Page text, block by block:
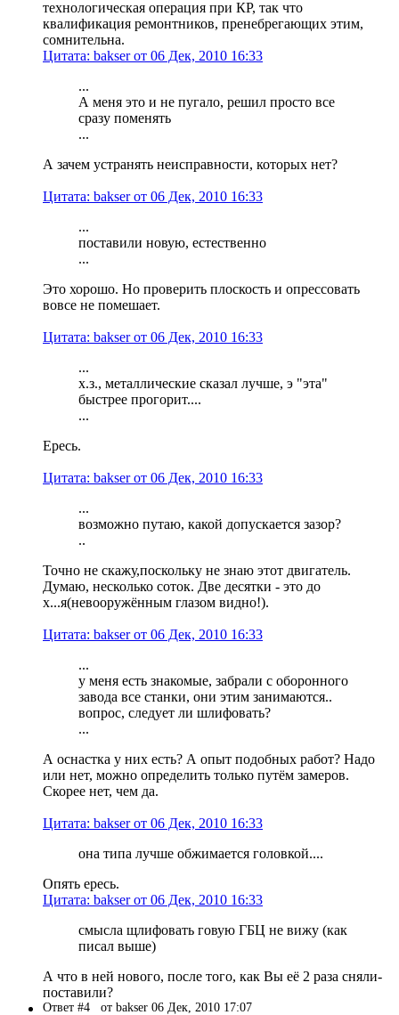
технологическая операция при КР, так что
квалификация ремонтников, пренебрегающих этим,
сомнительна.
Цитата: bakser от 06 Дек, 2010 16:33
...
А меня это и не пугало, решил просто все
сразу поменять
...
А зачем устранять неисправности, которых нет?
Цитата: bakser от 06 Дек, 2010 16:33
...
поставили новую, естественно
...
Это хорошо. Но проверить плоскость и опрессовать
вовсе не помешает.
Цитата: bakser от 06 Дек, 2010 16:33
...
х.з., металлические сказал лучше, э "эта"
быстрее прогорит....
...
Ересь.
Цитата: bakser от 06 Дек, 2010 16:33
...
возможно путаю, какой допускается зазор?
..
Точно не скажу,поскольку не знаю этот двигатель.
Думаю, несколько соток. Две десятки - это до
х...я(невооружённым глазом видно!).
Цитата: bakser от 06 Дек, 2010 16:33
...
у меня есть знакомые, забрали с оборонного
завода все станки, они этим занимаются..
вопрос, следует ли шлифовать?
...
А оснастка у них есть? А опыт подобных работ? Надо
или нет, можно определить только путём замеров.
Скорее нет, чем да.
Цитата: bakser от 06 Дек, 2010 16:33
она типа лучше обжимается головкой....
Опять ересь.
Цитата: bakser от 06 Дек, 2010 16:33
смысла щлифовать говую ГБЦ не вижу (как
писал выше)
А что в ней нового, после того, как Вы её 2 раза сняли-
поставили?
Ответ #4 от bakser 06 Дек, 2010 17:07